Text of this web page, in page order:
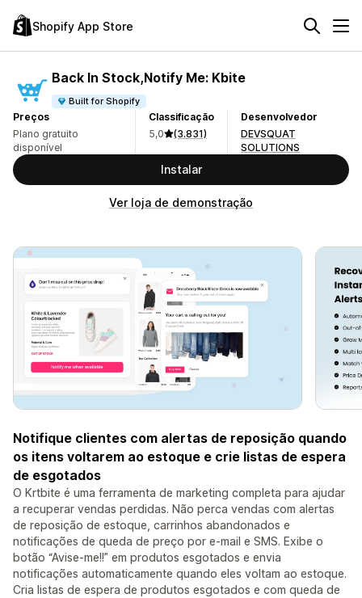
Shopify App Store
Back In Stock,Notify Me: Kbite
Built for Shopify
Preços
Plano gratuito
disponível
Classificação
5,0
(3.831)
Desenvolvedor
DEVSQUAT
SOLUTIONS
Instalar
Ver loja de demonstração
Notifique clientes com alertas de reposição quando
os itens voltarem ao estoque e crie listas de espera
de esgotados
O Krtbite é uma ferramenta de marketing completa para ajudar
a recuperar vendas perdidas. Não perca vendas com alertas
de reposição de estoque, carrinhos abandonados e
notificações de queda de preço por e-mail e SMS. Exibe o
botão “Avise-me!!” em produtos esgotados e envia
notificações automaticamente quando eles voltam ao estoque.
Cria listas de espera de produtos esgotados e com queda de